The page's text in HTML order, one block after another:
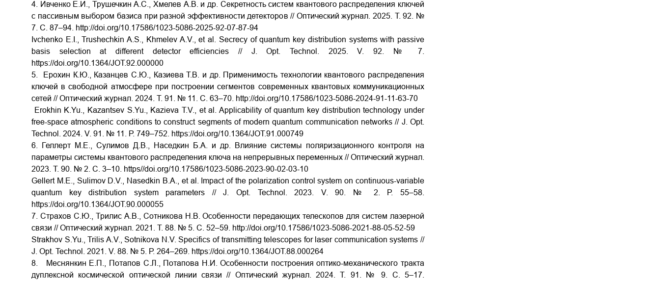
4. Ивченко Е.И., Трушечкин А.С., Хмелев А.В. и др. Секретность систем квантового распределения ключей
с пассивным выбором базиса при разной эффективности детекторов // Оптический журнал. 2025. Т. 92. №
7. С. 87–94. http://doi.org/10.17586/1023-5086-2025-92-07-87-94
Ivchenko E.I., Trushechkin A.S., Khmelev A.V., et al. Secrecy of quantum key distribution systems with passive
basis selection at different detector efficiencies // J. Opt. Technol. 2025. V. 92. № 7.
https://doi.org/10.1364/JOT.92.000000
5. Ерохин К.Ю., Казанцев С.Ю., Казиева Т.В. и др. Применимость технологии квантового распределения
ключей в свободной атмосфере при построении сегментов современных квантовых коммуникационных
сетей // Оптический журнал. 2024. Т. 91. № 11. С. 63–70. http://doi.org/10.17586/1023-5086-2024-91-11-63-70
Erokhin K.Yu., Kazantsev S.Yu., Kazieva T.V., et al. Applicability of quantum key distribution technology under
free-space atmospheric conditions to construct segments of modern quantum communication networks // J. Opt.
Technol. 2024. V. 91. № 11. Р. 749–752.
https://doi.org/10.1364/JOT.91.000749
6. Геллерт М.Е., Сулимов Д.В., Наседкин Б.А. и др. Влияние системы поляризационного контроля на
параметры системы квантового распределения ключа на непрерывных переменных // Оптический журнал.
2023. Т. 90. № 2. С. 3–10. https//doi.org/10.17586/1023-5086-2023-90-02-03-10
Gellert M.E., Sulimov D.V., Nasedkin B.A., et al. Impact of the polarization control system on continuous-variable
quantum key distribution system parameters // J. Opt. Technol. 2023. V. 90. № 2. Р. 55–58.
https://doi.org/10.1364/JOT.90.000055
7. Страхов С.Ю., Трилис А.В., Сотникова Н.В. Особенности передающих телескопов для систем лазерной
связи // Оптический журнал. 2021. Т. 88. № 5. С. 52–59. http://doi.org/10.17586/1023-5086-2021-88-05-52-59
Strakhov S.Yu., Trilis A.V., Sotnikova N.V. Specifics of transmitting telescopes for laser communication systems //
J. Opt. Technol. 2021. V. 88. № 5. Р. 264–269. https://doi.org/10.1364/JOT.88.000264
8. Меснянкин Е.П., Потапов С.Л., Потапова Н.И. Особенности построения оптико-механического тракта
дуплексной космической оптической линии связи // Оптический журнал. 2024. Т. 91. № 9. С. 5–17.